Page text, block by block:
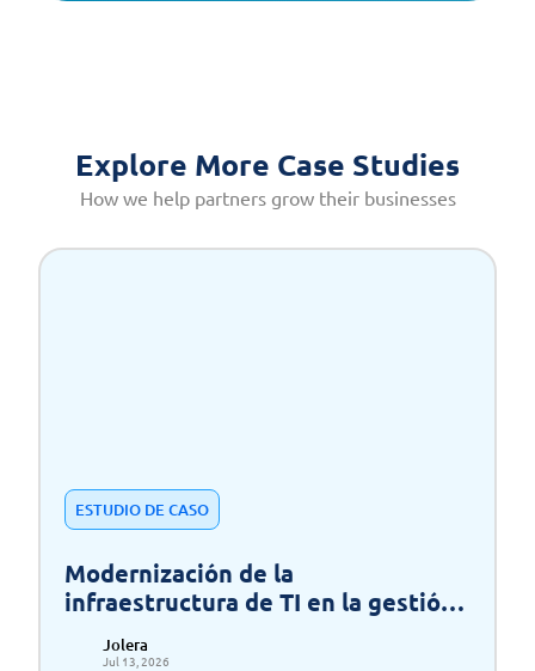
Explore More Case Studies
How we help partners grow their businesses
ESTUDIO DE CASO
Modernización de la
infraestructura de TI en la gestión
escalable
Jolera
Jul 13, 2026